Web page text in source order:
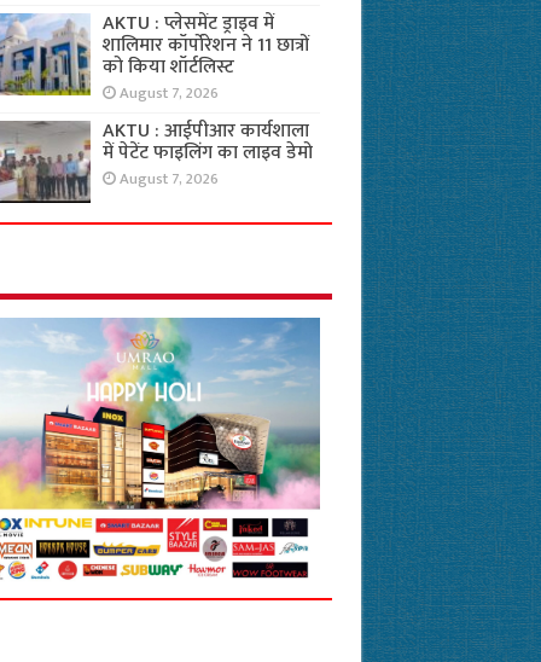
AKTU : प्लेसमेंट ड्राइव में
शालिमार कॉर्पोरेशन ने 11 छात्रों
को किया शॉर्टलिस्ट
August 7, 2026
AKTU : आईपीआर कार्यशाला
में पेटेंट फाइलिंग का लाइव डेमो
August 7, 2026